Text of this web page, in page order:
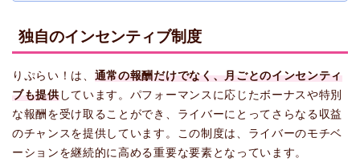
独自のインセンティブ制度
りぷらい！は、 通常の報酬だけでなく、月ごとのインセンティ
ブも提供しています。パフォーマンスに応じたボーナスや特別
な報酬を受け取ることができ、ライバーにとってさらなる収益
のチャンスを提供しています。この制度は、ライバーのモチベ
ーションを継続的に高める重要な要素となっています。